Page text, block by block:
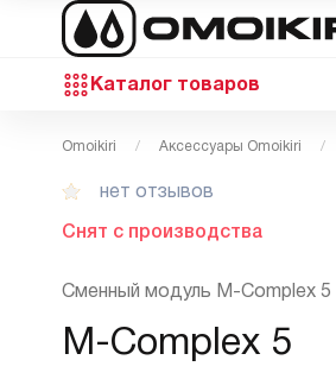
Каталог товаров
Omoikiri Аксессуары Omoikiri
нет отзывов
Снят с производства
Сменный модуль M-Complex 5
M-Complex 5